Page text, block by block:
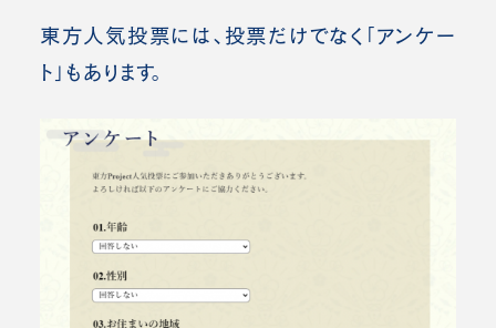
東方人気投票には、投票だけでなく「アンケー
ト」もあります。